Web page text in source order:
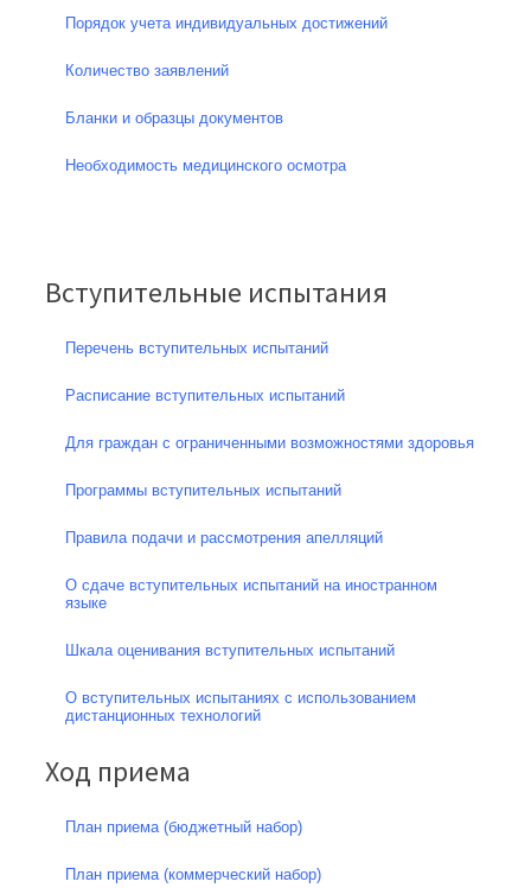
Порядок учета индивидуальных достижений
Количество заявлений
Бланки и образцы документов
Необходимость медицинского осмотра
Вступительные испытания
Перечень вступительных испытаний
Расписание вступительных испытаний
Для граждан с ограниченными возможностями здоровья
Программы вступительных испытаний
Правила подачи и рассмотрения апелляций
О сдаче вступительных испытаний на иностранном
языке
Шкала оценивания вступительных испытаний
О вступительных испытаниях с использованием
дистанционных технологий
Ход приема
План приема (бюджетный набор)
План приема (коммерческий набор)